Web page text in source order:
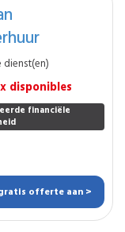
dienst(en)
disponibles
financiële
offerte aan >